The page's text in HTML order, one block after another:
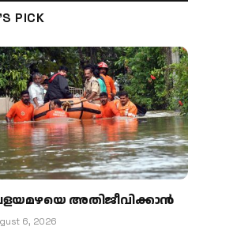
PICK
അതിജീവിക്കാന്‍
6, 2026